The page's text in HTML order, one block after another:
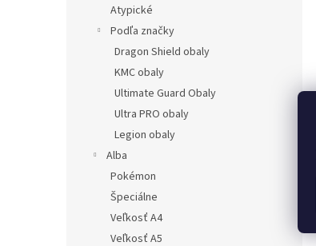
Atypické
Podľa značky
Dragon Shield obaly
KMC obaly
Ultimate Guard Obaly
Ultra PRO obaly
Legion obaly
Alba
Pokémon
Špeciálne
Veľkosť A4
Veľkosť A5